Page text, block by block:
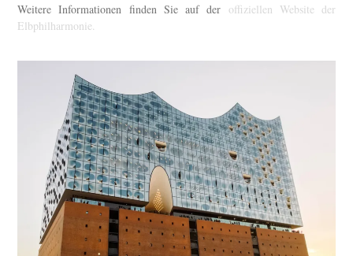
Weitere Informationen finden Sie auf der offiziellen Website der
Elbphilharmonie.